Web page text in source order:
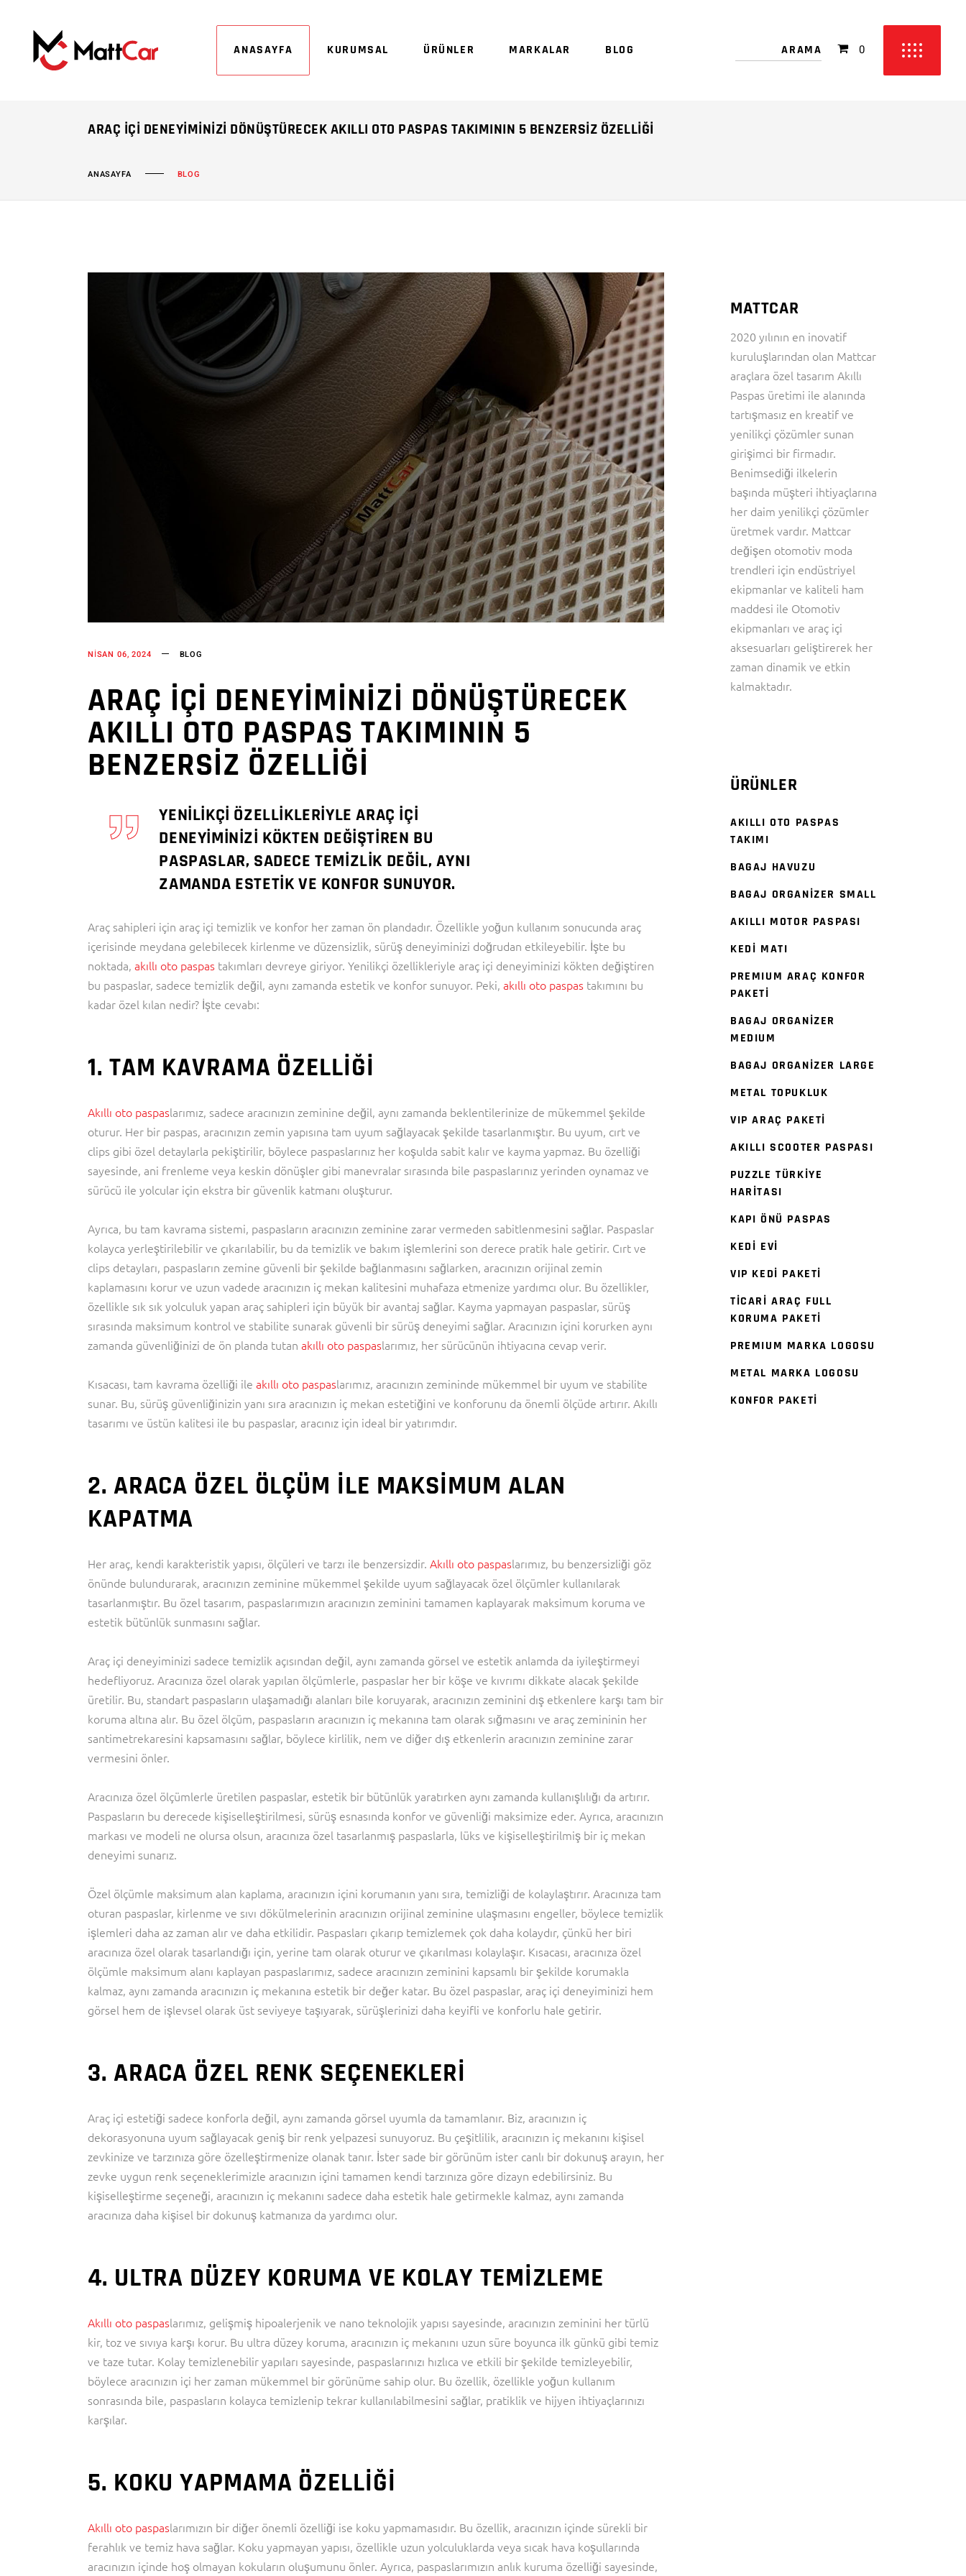
ANASAYFA KURUMSAL ÜRÜNLER MARKALAR BLOG 0
ARAÇ İÇI DENEYIMINIZI DÖNÜŞTÜRECEK AKILLI OTO PASPAS TAKIMININ 5 BENZERSIZ ÖZELLIĞI
ANASAYFA BLOG
NISAN 06, 2024 BLOG
ARAÇ İÇİ DENEYİMİNİZİ DÖNÜŞTÜRECEK
AKILLI OTO PASPAS TAKIMININ 5
BENZERSİZ ÖZELLİĞİ
YENILIKÇI ÖZELLIKLERIYLE ARAÇ IÇI
DENEYIMINIZI KÖKTEN DEĞIŞTIREN BU
PASPASLAR, SADECE TEMIZLIK DEĞIL, AYNI
ZAMANDA ESTETIK VE KONFOR SUNUYOR.
Araç sahipleri için araç içi temizlik ve konfor her zaman ön plandadır. Özellikle yoğun kullanım sonucunda araç
içerisinde meydana gelebilecek kirlenme ve düzensizlik, sürüş deneyiminizi doğrudan etkileyebilir. İşte bu
noktada, akıllı oto paspas takımları devreye giriyor. Yenilikçi özellikleriyle araç içi deneyiminizi kökten değiştiren
bu paspaslar, sadece temizlik değil, aynı zamanda estetik ve konfor sunuyor. Peki, akıllı oto paspas takımını bu
kadar özel kılan nedir? İşte cevabı:
1. TAM KAVRAMA ÖZELLIĞI
Akıllı oto paspaslarımız, sadece aracınızın zeminine değil, aynı zamanda beklentilerinize de mükemmel şekilde
oturur. Her bir paspas, aracınızın zemin yapısına tam uyum sağlayacak şekilde tasarlanmıştır. Bu uyum, cırt ve
clips gibi özel detaylarla pekiştirilir, böylece paspaslarınız her koşulda sabit kalır ve kayma yapmaz. Bu özelliği
sayesinde, ani frenleme veya keskin dönüşler gibi manevralar sırasında bile paspaslarınız yerinden oynamaz ve
sürücü ile yolcular için ekstra bir güvenlik katmanı oluşturur.
Ayrıca, bu tam kavrama sistemi, paspasların aracınızın zeminine zarar vermeden sabitlenmesini sağlar. Paspaslar
kolayca yerleştirilebilir ve çıkarılabilir, bu da temizlik ve bakım işlemlerini son derece pratik hale getirir. Cırt ve
clips detayları, paspasların zemine güvenli bir şekilde bağlanmasını sağlarken, aracınızın orijinal zemin
kaplamasını korur ve uzun vadede aracınızın iç mekan kalitesini muhafaza etmenize yardımcı olur. Bu özellikler,
özellikle sık sık yolculuk yapan araç sahipleri için büyük bir avantaj sağlar. Kayma yapmayan paspaslar, sürüş
sırasında maksimum kontrol ve stabilite sunarak güvenli bir sürüş deneyimi sağlar. Aracınızın içini korurken aynı
zamanda güvenliğinizi de ön planda tutan akıllı oto paspaslarımız, her sürücünün ihtiyacına cevap verir.
Kısacası, tam kavrama özelliği ile akıllı oto paspaslarımız, aracınızın zemininde mükemmel bir uyum ve stabilite
sunar. Bu, sürüş güvenliğinizin yanı sıra aracınızın iç mekan estetiğini ve konforunu da önemli ölçüde artırır. Akıllı
tasarımı ve üstün kalitesi ile bu paspaslar, aracınız için ideal bir yatırımdır.
2. ARACA ÖZEL ÖLÇÜM İLE MAKSIMUM ALAN
KAPATMA
Her araç, kendi karakteristik yapısı, ölçüleri ve tarzı ile benzersizdir. Akıllı oto paspaslarımız, bu benzersizliği göz
önünde bulundurarak, aracınızın zeminine mükemmel şekilde uyum sağlayacak özel ölçümler kullanılarak
tasarlanmıştır. Bu özel tasarım, paspaslarımızın aracınızın zeminini tamamen kaplayarak maksimum koruma ve
estetik bütünlük sunmasını sağlar.
Araç içi deneyiminizi sadece temizlik açısından değil, aynı zamanda görsel ve estetik anlamda da iyileştirmeyi
hedefliyoruz. Aracınıza özel olarak yapılan ölçümlerle, paspaslar her bir köşe ve kıvrımı dikkate alacak şekilde
üretilir. Bu, standart paspasların ulaşamadığı alanları bile koruyarak, aracınızın zeminini dış etkenlere karşı tam bir
koruma altına alır. Bu özel ölçüm, paspasların aracınızın iç mekanına tam olarak sığmasını ve araç zemininin her
santimetrekaresini kapsamasını sağlar, böylece kirlilik, nem ve diğer dış etkenlerin aracınızın zeminine zarar
vermesini önler.
Aracınıza özel ölçümlerle üretilen paspaslar, estetik bir bütünlük yaratırken aynı zamanda kullanışlılığı da artırır.
Paspasların bu derecede kişiselleştirilmesi, sürüş esnasında konfor ve güvenliği maksimize eder. Ayrıca, aracınızın
markası ve modeli ne olursa olsun, aracınıza özel tasarlanmış paspaslarla, lüks ve kişiselleştirilmiş bir iç mekan
deneyimi sunarız.
Özel ölçümle maksimum alan kaplama, aracınızın içini korumanın yanı sıra, temizliği de kolaylaştırır. Aracınıza tam
oturan paspaslar, kirlenme ve sıvı dökülmelerinin aracınızın orijinal zeminine ulaşmasını engeller, böylece temizlik
işlemleri daha az zaman alır ve daha etkilidir. Paspasları çıkarıp temizlemek çok daha kolaydır, çünkü her biri
aracınıza özel olarak tasarlandığı için, yerine tam olarak oturur ve çıkarılması kolaylaşır. Kısacası, aracınıza özel
ölçümle maksimum alanı kaplayan paspaslarımız, sadece aracınızın zeminini kapsamlı bir şekilde korumakla
kalmaz, aynı zamanda aracınızın iç mekanına estetik bir değer katar. Bu özel paspaslar, araç içi deneyiminizi hem
görsel hem de işlevsel olarak üst seviyeye taşıyarak, sürüşlerinizi daha keyifli ve konforlu hale getirir.
3. ARACA ÖZEL RENK SEÇENEKLERI
Araç içi estetiği sadece konforla değil, aynı zamanda görsel uyumla da tamamlanır. Biz, aracınızın iç
dekorasyonuna uyum sağlayacak geniş bir renk yelpazesi sunuyoruz. Bu çeşitlilik, aracınızın iç mekanını kişisel
zevkinize ve tarzınıza göre özelleştirmenize olanak tanır. İster sade bir görünüm ister canlı bir dokunuş arayın, her
zevke uygun renk seçeneklerimizle aracınızın içini tamamen kendi tarzınıza göre dizayn edebilirsiniz. Bu
kişiselleştirme seçeneği, aracınızın iç mekanını sadece daha estetik hale getirmekle kalmaz, aynı zamanda
aracınıza daha kişisel bir dokunuş katmanıza da yardımcı olur.
4. ULTRA DÜZEY KORUMA VE KOLAY TEMIZLEME
Akıllı oto paspaslarımız, gelişmiş hipoalerjenik ve nano teknolojik yapısı sayesinde, aracınızın zeminini her türlü
kir, toz ve sıvıya karşı korur. Bu ultra düzey koruma, aracınızın iç mekanını uzun süre boyunca ilk günkü gibi temiz
ve taze tutar. Kolay temizlenebilir yapıları sayesinde, paspaslarınızı hızlıca ve etkili bir şekilde temizleyebilir,
böylece aracınızın içi her zaman mükemmel bir görünüme sahip olur. Bu özellik, özellikle yoğun kullanım
sonrasında bile, paspasların kolayca temizlenip tekrar kullanılabilmesini sağlar, pratiklik ve hijyen ihtiyaçlarınızı
karşılar.
5. KOKU YAPMAMA ÖZELLIĞI
Akıllı oto paspaslarımızın bir diğer önemli özelliği ise koku yapmamasıdır. Bu özellik, aracınızın içinde sürekli bir
ferahlık ve temiz hava sağlar. Koku yapmayan yapısı, özellikle uzun yolculuklarda veya sıcak hava koşullarında
aracınızın içinde hoş olmayan kokuların oluşumunu önler. Ayrıca, paspaslarımızın anlık kuruma özelliği sayesinde,
MATTCAR
2020 yılının en inovatif
kuruluşlarından olan Mattcar
araçlara özel tasarım Akıllı
Paspas üretimi ile alanında
tartışmasız en kreatif ve
yenilikçi çözümler sunan
girişimci bir firmadır.
Benimsediği ilkelerin
başında müşteri ihtiyaçlarına
her daim yenilikçi çözümler
üretmek vardır. Mattcar
değişen otomotiv moda
trendleri için endüstriyel
ekipmanlar ve kaliteli ham
maddesi ile Otomotiv
ekipmanları ve araç içi
aksesuarları geliştirerek her
zaman dinamik ve etkin
kalmaktadır.
ÜRÜNLER
AKILLI OTO PASPAS
TAKIMI
BAGAJ HAVUZU
BAGAJ ORGANİZER SMALL
AKILLI MOTOR PASPASI
KEDİ MATI
PREMIUM ARAÇ KONFOR
PAKETİ
BAGAJ ORGANİZER
MEDIUM
BAGAJ ORGANİZER LARGE
METAL TOPUKLUK
VIP ARAÇ PAKETİ
AKILLI SCOOTER PASPASI
PUZZLE TÜRKİYE
HARİTASI
KAPI ÖNÜ PASPAS
KEDİ EVİ
VIP KEDİ PAKETİ
TİCARİ ARAÇ FULL
KORUMA PAKETİ
PREMIUM MARKA LOGOSU
METAL MARKA LOGOSU
KONFOR PAKETİ